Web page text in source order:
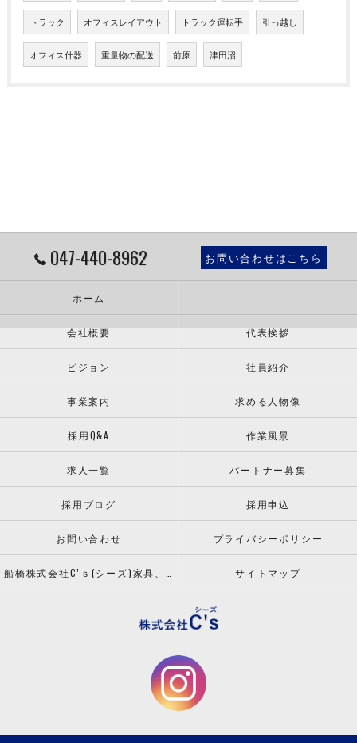
トラック オフィスレイアウト トラック運転手 引っ越し
オフィス什器 重量物の配送 前原 津田沼
047-440-8962 お問い合わせはこちら
ホーム
会社概要 代表挨拶
ビジョン 社員紹介
事業案内 求める人物像
採用Q&A 作業風景
求人一覧 パートナー募集
採用ブログ 採用申込
お問い合わせ プライバシーポリシー
サイトマップ